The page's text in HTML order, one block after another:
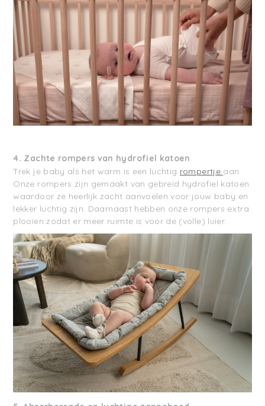
4. Zachte rompers van hydrofiel katoen
Trek je baby als het warm is een luchtig rompertje aan.
Onze rompers zijn gemaakt van gebreid hydrofiel katoen
waardoor ze heerlijk zacht aanvoelen voor jouw baby en
lekker luchtig zijn. Daarnaast hebben onze rompers extra
plooien zodat er meer ruimte is voor de (volle) luier.